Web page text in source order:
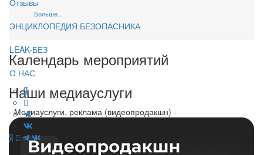
Отзывы
ЭНЦИКЛОПЕДИЯ БЕЗОПАСНИКА
LEAK-БЕЗ
О НАС
Больше...
Календарь мероприятий
Наши медиауслуги
- Медиауслуги, реклама (видеопродакшн) -